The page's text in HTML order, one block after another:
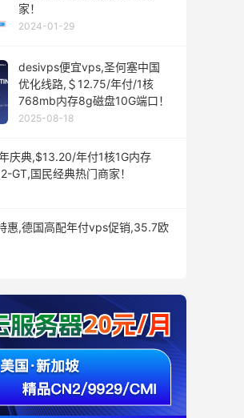
家！
2024-01-29
desivps便宜vps,圣何塞中国
优化线路,＄12.75/年付/1核
768mb内存8g磁盘10G端口！
2025-08-18
庆典,$13.20/年付1核1G内存
GT,国民经典热门商家！
惠,德国高配年付vps促销,35.7欧